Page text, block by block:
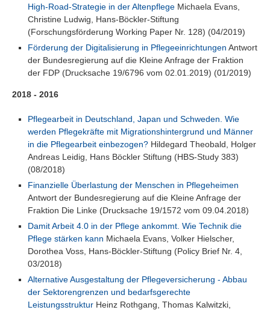
High-Road-Strategie in der AltenpflegeMichaela Evans,
Christine Ludwig, Hans-Böckler-Stiftung
(Forschungsförderung Working Paper Nr. 128) (04/2019)
Förderung der Digitalisierung in Pflegeeinrichtungen Antwort
der Bundesregierung auf die Kleine Anfrage der Fraktion
der FDP (Drucksache 19/6796 vom 02.01.2019) (01/2019)
2018 - 2016
Pflegearbeit in Deutschland, Japan und Schweden. Wie
werden Pflegekräfte mit Migrationshintergrund und Männer
in die Pflegearbeit einbezogen?Hildegard Theobald, Holger
Andreas Leidig, Hans Böckler Stiftung (HBS-Study 383)
(08/2018)
Finanzielle Überlastung der Menschen in Pflegeheimen
Antwort der Bundesregierung auf die Kleine Anfrage der
Fraktion Die Linke (Drucksache 19/1572 vom 09.04.2018)
Damit Arbeit 4.0 in der Pflege ankommt. Wie Technik die
Pflege stärken kann Michaela Evans, Volker Hielscher,
Dorothea Voss, Hans-Böckler-Stiftung (Policy Brief Nr. 4,
03/2018)
Alternative Ausgestaltung der Pflegeversicherung - Abbau
der Sektorengrenzen und bedarfsgerechte
LeistungsstrukturHeinz Rothgang, Thomas Kalwitzki,